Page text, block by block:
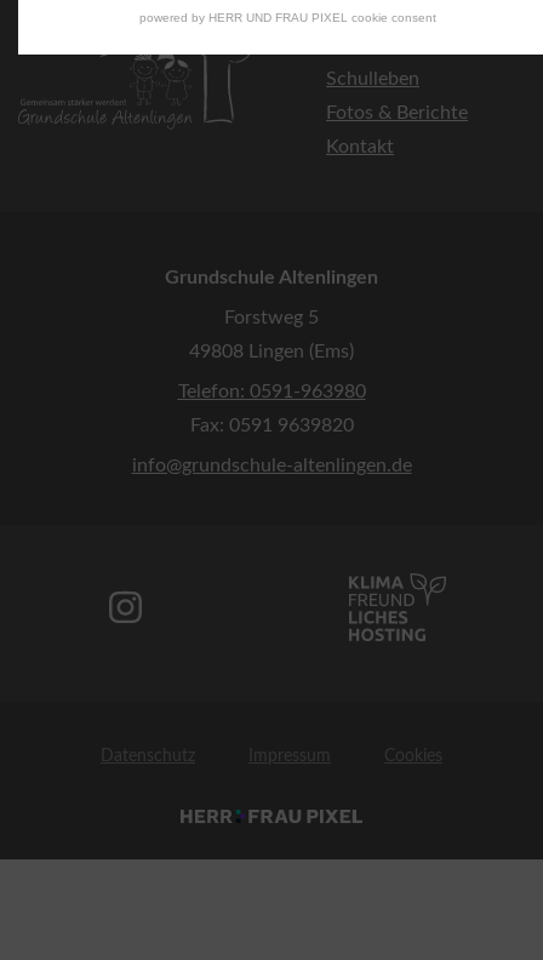
Unsere Schule
Schulleben
Fotos & Berichte
Kontakt
Grundschule Altenlingen
Forstweg 5
49808 Lingen (Ems)
Telefon: 0591-963980
Fax: 0591 9639820
info@grundschule-altenlingen.de
Datenschutz Impressum Cookies
powered by HERR UND FRAU PIXEL cookie consent